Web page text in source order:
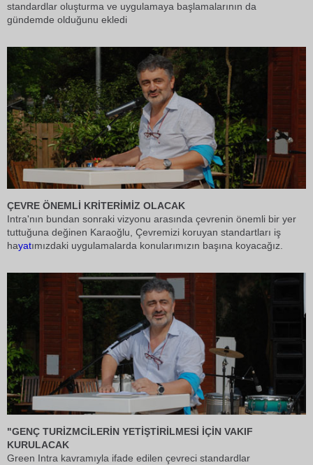
standardlar oluşturma ve uygulamaya başlamalarının da
gündemde olduğunu ekledi
ÇEVRE ÖNEMLİ KRİTERİMİZ OLACAK
Intra'nın bundan sonraki vizyonu arasında çevrenin önemli bir yer
tuttuğuna değinen Karaoğlu, Çevremizi koruyan standartları iş
hayatımızdaki uygulamalarda konularımızın başına koyacağız.
"GENÇ TURİZMCİLERİN YETİŞTİRİLMESİ İÇİN VAKIF
KURULACAK
Green Intra kavramıyla ifade edilen çevreci standardlar